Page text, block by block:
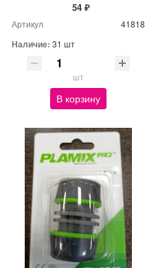
54 ₽
Артикул 41818
Наличие: 31 шт
шт
В корзину